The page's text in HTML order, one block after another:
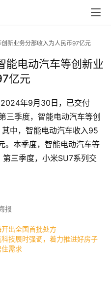
新业务分部收入为人民币97亿元
能电动汽车等创新业
亿元
年9月30日，已交付
三季度，智能电动汽车等创
中，智能电动汽车收入95
。本季度，智能电动汽车等
第三季度，小米SU7系列交
报
出全国首批处方
技展时强调，着力推进好房子
需求